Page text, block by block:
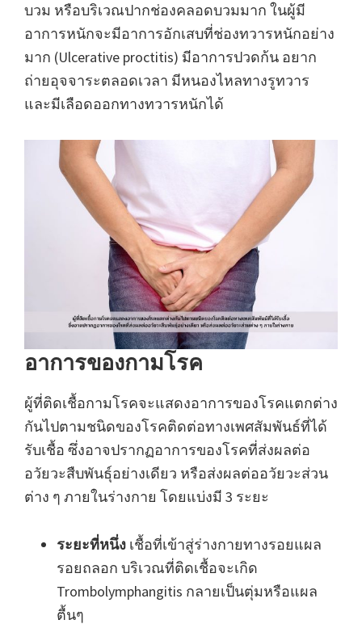
บวม หรือบริเวณปากช่องคลอดบวมมาก ในผู้มี
อาการหนักจะมีอาการอักเสบที่ช่องทวารหนักอย่าง
มาก (Ulcerative proctitis) มีอาการปวดก้น อยาก
ถ่ายอุจจาระตลอดเวลา มีหนองไหลทางรูทวาร
และมีเลือดออกทางทวารหนักได้
อาการของกามโรค
ผู้ที่ติดเชื้อกามโรคจะแสดงอาการของโรคแตกต่าง
กันไปตามชนิดของโรคติดต่อทางเพศสัมพันธ์ที่ได้
รับเชื้อ ซึ่งอาจปรากฏอาการของโรคที่ส่งผลต่อ
อวัยวะสืบพันธุ์อย่างเดียว หรือส่งผลต่ออวัยวะส่วน
ต่าง ๆ ภายในร่างกาย โดยแบ่งมี 3 ระยะ
ระยะที่หนึ่ง เชื้อที่เข้าสู่ร่างกายทางรอยแผล
รอยถลอก บริเวณที่ติดเชื้อจะเกิด
Trombolymphangitis กลายเป็นตุ่มหรือแผล
ตื้นๆ